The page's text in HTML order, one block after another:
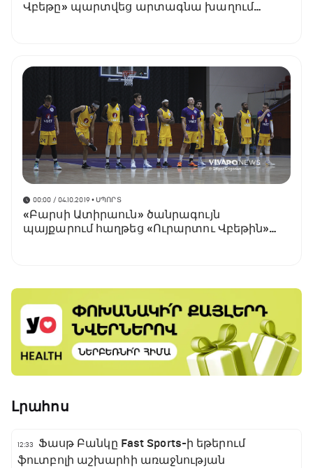
Վբեթը» պարտվեց արտագնա խաղում
00:00 / 04.10.2019• ՍՊՈՐՏ
«Բարսի Ատիրաուն» ծանրագույն
պայքարում հաղթեց «Ուրարտու Վբեթին»
Լրահոս
12:33
Ֆասթ Բանկը Fast Sports-ի եթերում
ֆուտբոլի աշխարհի առաջնության